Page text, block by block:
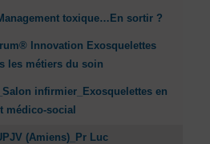
toxique…En sortir ?
Innovation Exosquelettes
les métiers du soin
infirmier_Exosquelettes en
médico-social
(Amiens)_Pr Luc